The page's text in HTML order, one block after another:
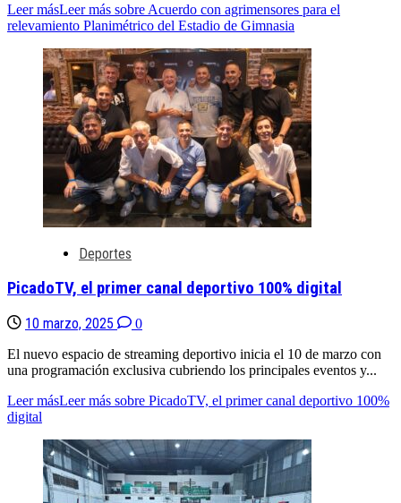
Leer másLeer más sobre Acuerdo con agrimensores para el
relevamiento Planimétrico del Estadio de Gimnasia
Deportes
PicadoTV, el primer canal deportivo 100% digital
10 marzo, 2025
0
El nuevo espacio de streaming deportivo inicia el 10 de marzo con
una programación exclusiva cubriendo los principales eventos y...
Leer másLeer más sobre PicadoTV, el primer canal deportivo 100%
digital